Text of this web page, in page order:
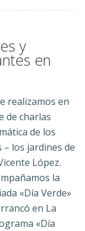
y
en
realizamos en
de charlas
de los
los jardines de
López.
la
«Día Verde»
en La
«Día